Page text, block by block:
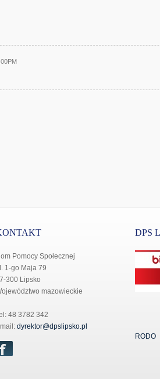
Pomocy Społecznej
1-go Maja 79
300 Lipsko
mazowieckie
48 3782 342
dyrektor@dpslipsko.pl
DPS
RODO